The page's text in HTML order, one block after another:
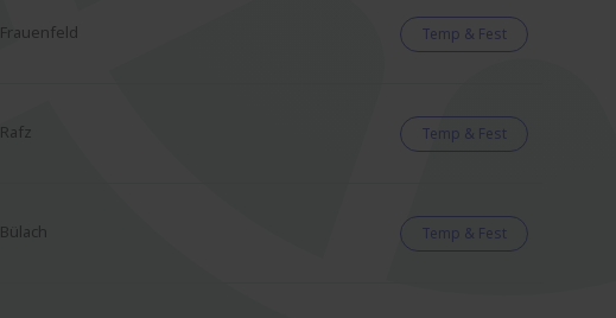
Frauenfeld Temp & Fest
Rafz Temp & Fest
Bülach Temp & Fest